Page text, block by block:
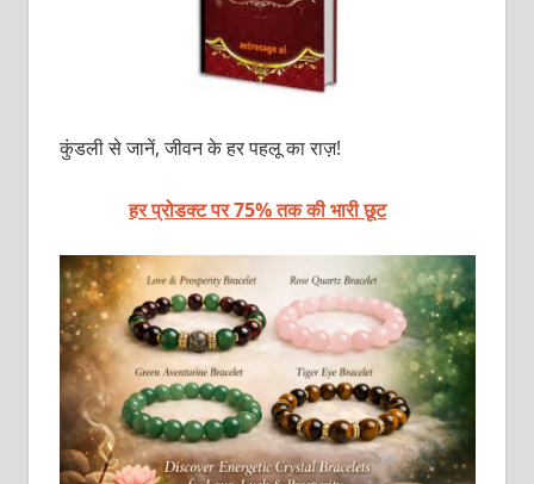
कुंडली से जानें, जीवन के हर पहलू का राज़!
हर प्रोडक्ट पर 75% तक की भारी छूट